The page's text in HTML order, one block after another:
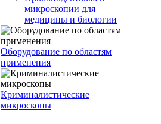
микроскопии для
медицины и биологии
Оборудование по областям
применения
Криминалистические
микроскопы